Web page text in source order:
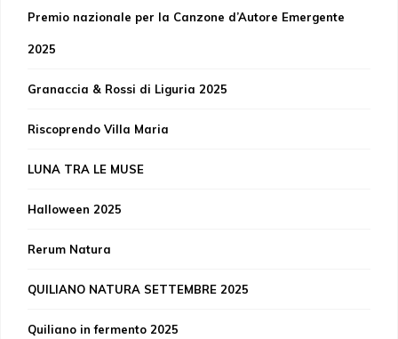
Premio nazionale per la Canzone d’Autore Emergente
2025
Granaccia & Rossi di Liguria 2025
Riscoprendo Villa Maria
LUNA TRA LE MUSE
Halloween 2025
Rerum Natura
QUILIANO NATURA SETTEMBRE 2025
Quiliano in fermento 2025